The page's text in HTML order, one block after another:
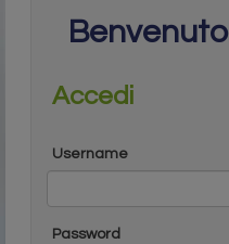
Accedi
Username
Password